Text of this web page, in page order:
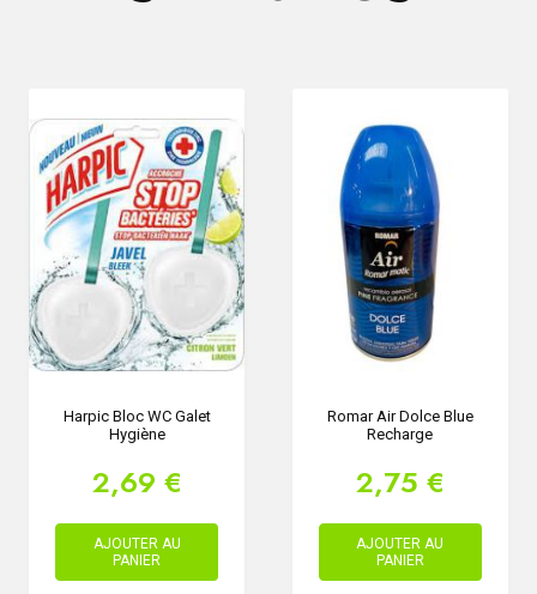
Harpic Bloc WC Galet
Hygiène
2,69 €
AJOUTER AU
PANIER
Romar Air Dolce Blue
Recharge
2,75 €
AJOUTER AU
PANIER